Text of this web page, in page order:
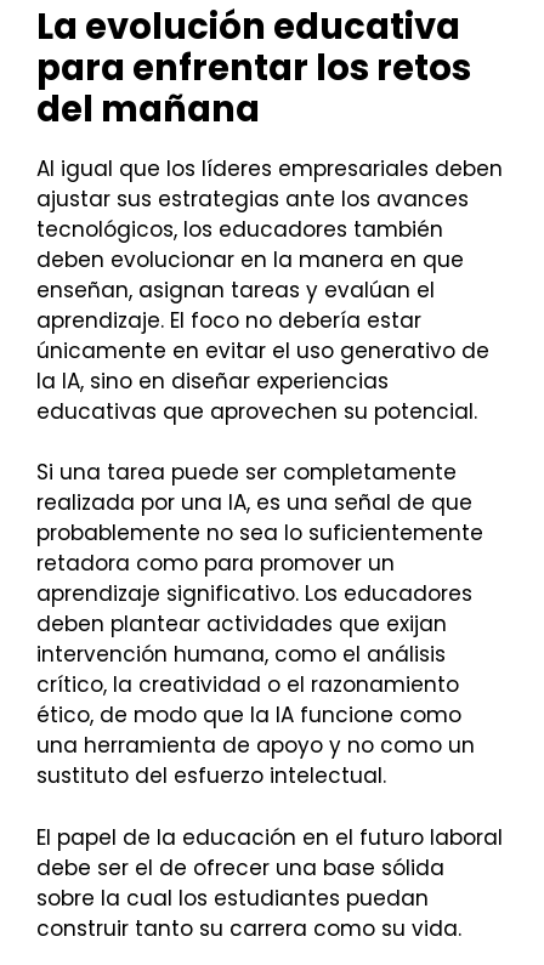
La evolución educativa
para enfrentar los retos
del mañana
Al igual que los líderes empresariales deben
ajustar sus estrategias ante los avances
tecnológicos, los educadores también
deben evolucionar en la manera en que
enseñan, asignan tareas y evalúan el
aprendizaje. El foco no debería estar
únicamente en evitar el uso generativo de
la IA, sino en diseñar experiencias
educativas que aprovechen su potencial.
Si una tarea puede ser completamente
realizada por una IA, es una señal de que
probablemente no sea lo suficientemente
retadora como para promover un
aprendizaje significativo. Los educadores
deben plantear actividades que exijan
intervención humana, como el análisis
crítico, la creatividad o el razonamiento
ético, de modo que la IA funcione como
una herramienta de apoyo y no como un
sustituto del esfuerzo intelectual.
El papel de la educación en el futuro laboral
debe ser el de ofrecer una base sólida
sobre la cual los estudiantes puedan
construir tanto su carrera como su vida.